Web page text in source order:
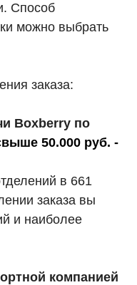
Способ
можно выбрать
заказа:
Boxberry по
50.000 руб. -
в 661
заказа вы
и наиболее
компанией